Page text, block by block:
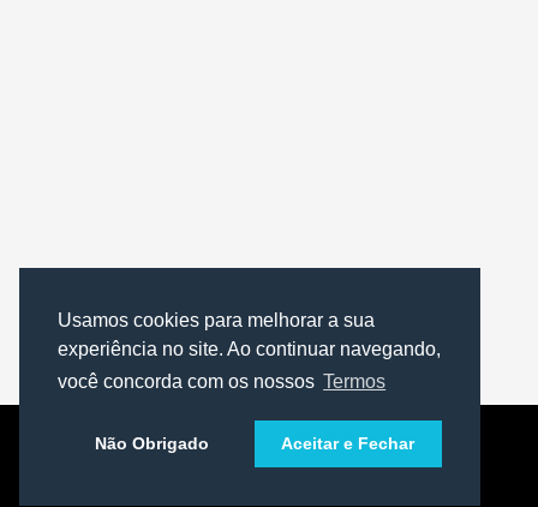
Usamos cookies para melhorar a sua
experiência no site. Ao continuar navegando,
você concorda com os nossos Termos
Não Obrigado Aceitar e Fechar
Copyright © 2019 - Todos os Direitos Reservados.